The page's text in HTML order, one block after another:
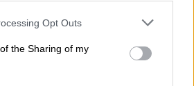
Opt Outs
the Sharing of my
la bajada de
segundo día
señala que estamos
pico